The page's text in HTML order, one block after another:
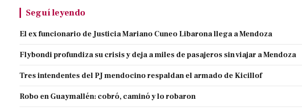
Seguí leyendo
El ex funcionario de Justicia Mariano Cuneo Libarona llega a Mendoza
Flybondi profundiza su crisis y deja a miles de pasajeros sin viajar a Mendoza
Tres intendentes del PJ mendocino respaldan el armado de Kicillof
Robo en Guaymallén: cobró, caminó y lo robaron